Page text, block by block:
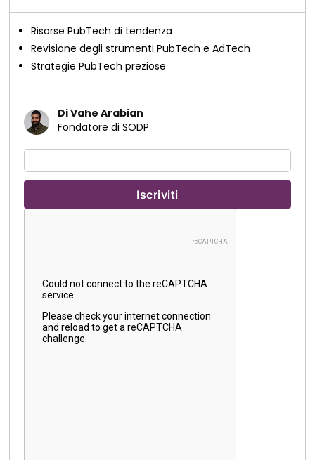
Risorse PubTech di tendenza
Revisione degli strumenti PubTech e AdTech
Strategie PubTech preziose
Di Vahe Arabian
Fondatore di SODP